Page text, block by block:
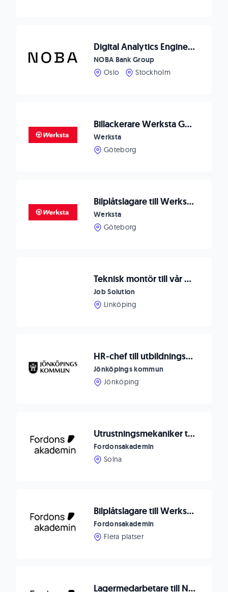
Digital Analytics Engineer
NOBA Bank Group
Oslo
Stockholm
Billackerare Werksta Göteborg Tagene
Werksta
Göteborg
Bilplåtslagare till Werksta Göteborg Tagene
Werksta
Göteborg
Teknisk montör till vår kund i Linköping!
Job Solution
Linköping
HR-chef till utbildningsförvaltningen i Jönköpings kommun
Jönköpings kommun
Jönköping
Utrustningsmekaniker till Södertälje
Fordonsakademin
Solna
Bilplåtslagare till Werksta - Stockholm Gustavsberg
Fordonsakademin
Flera platser
Lagermedarbetare till Nykvarn